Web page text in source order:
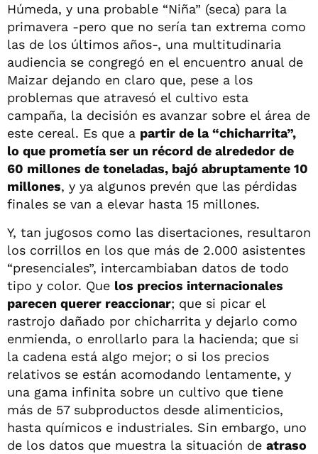
Húmeda, y una probable “Niña” (seca) para la
primavera -pero que no sería tan extrema como
las de los últimos años-, una multitudinaria
audiencia se congregó en el encuentro anual de
Maizar dejando en claro que, pese a los
problemas que atravesó el cultivo esta
campaña, la decisión es avanzar sobre el área de
este cereal. Es que a partir de la “chicharrita”,
lo que prometía ser un récord de alrededor de
60 millones de toneladas, bajó abruptamente 10
millones, y ya algunos prevén que las pérdidas
finales se van a elevar hasta 15 millones.
Y, tan jugosos como las disertaciones, resultaron
los corrillos en los que más de 2.000 asistentes
“presenciales”, intercambiaban datos de todo
tipo y color. Que los precios internacionales
parecen querer reaccionar; que si picar el
rastrojo dañado por chicharrita y dejarlo como
enmienda, o enrollarlo para la hacienda; que si
la cadena está algo mejor; o si los precios
relativos se están acomodando lentamente, y
una gama infinita sobre un cultivo que tiene
más de 57 subproductos desde alimenticios,
hasta químicos e industriales. Sin embargo, uno
de los datos que muestra la situación de atraso